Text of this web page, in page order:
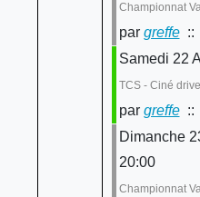
Championnat
par greffe::
Samedi 22
TCS - Ciné
par greffe::
Dimanche
20:00
Championnat